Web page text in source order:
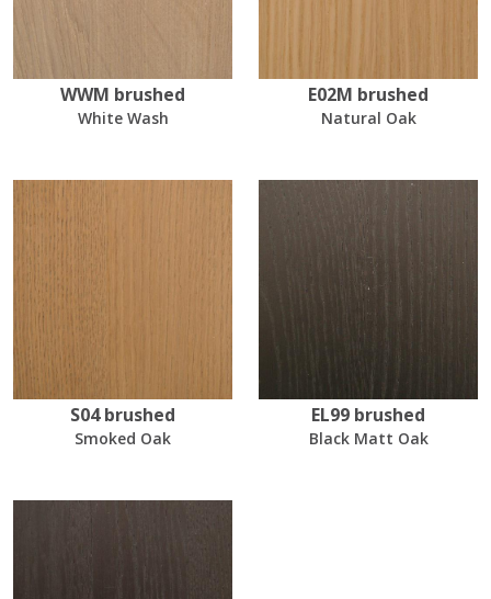
WWM brushed
White Wash
E02M brushed
Natural Oak
S04 brushed
Smoked Oak
EL99 brushed
Black Matt Oak